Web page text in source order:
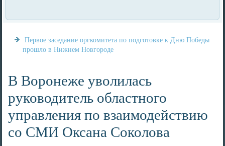
Первое заседание оргкомитета по подготовке к Дню Победы
прошло в Нижнем Новгороде
В Воронеже уволилась
руководитель областного
управления по взаимодействию
со СМИ Оксана Соколова